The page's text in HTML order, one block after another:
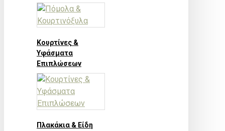
Κουρτίνες &
Υφάσματα
Επιπλώσεων
Πλακάκια & Είδη